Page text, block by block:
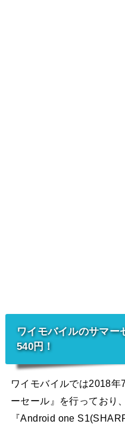
ワイモバイルのサマ
540円！
ワイモバイルでは2018
ーセール』を行っており
『Android one